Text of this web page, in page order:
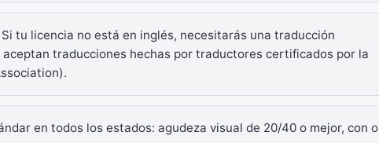
tu licencia no está en inglés, necesitarás una traducción
traducciones hechas por traductores certificados por la
en todos los estados: agudeza visual de 20/40 o mejor, con o